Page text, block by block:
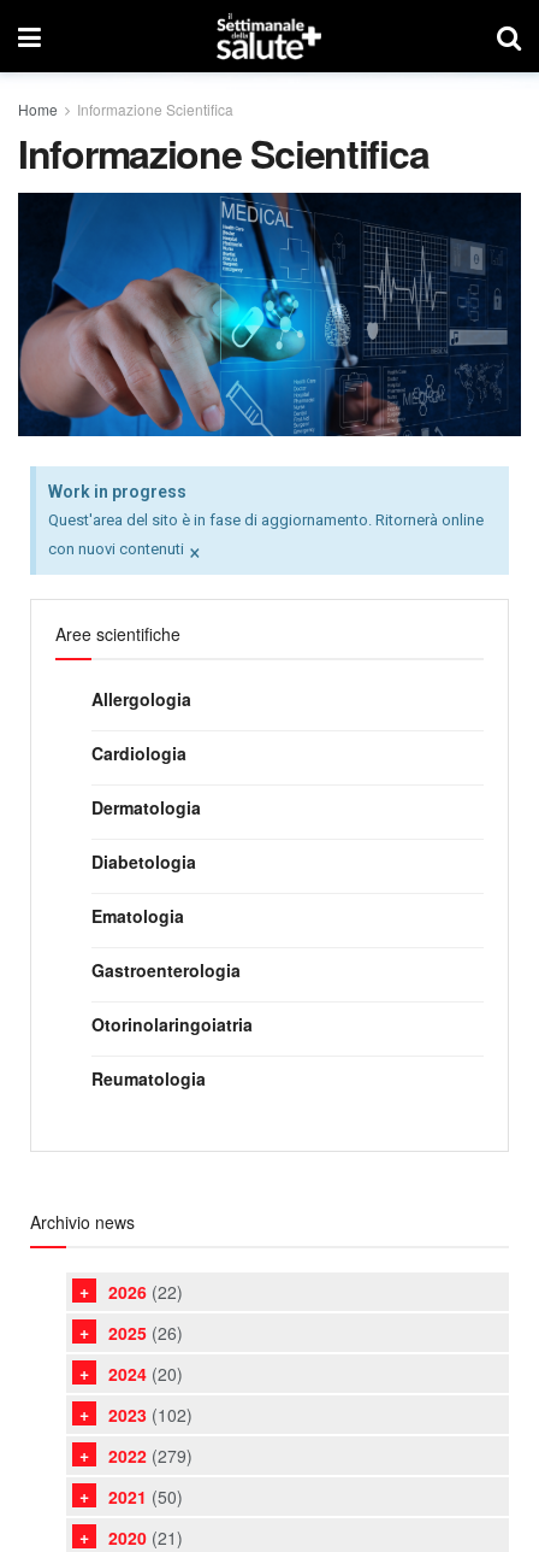
Home Informazione Scientifica
Informazione Scientifica
Work in progress
Quest'area del sito è in fase di aggiornamento. Ritornerà online
con nuovi contenuti ×
Aree scientifiche
Allergologia
Cardiologia
Dermatologia
Diabetologia
Ematologia
Gastroenterologia
Otorinolaringoiatria
Reumatologia
Archivio news
2026 (22)
2025 (26)
2024 (20)
2023 (102)
2022 (279)
2021 (50)
2020 (21)